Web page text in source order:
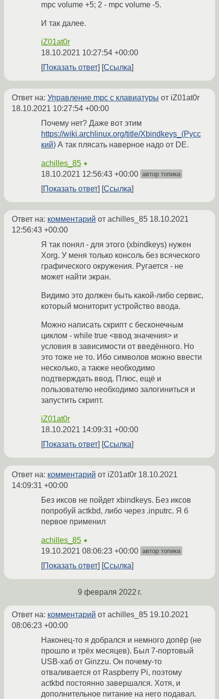
mpc volume +5; 2 - mpc volume -5.
И так далее.
iZ01at0r
18.10.2021 10:27:54 +00:00
Показать ответ
Ссылка
Ответ на: Управление mpc с клавиатуры от iZ01at0r
18.10.2021 10:27:54 +00:00
Почему нет? Даже вот этим
https://wiki.archlinux.org/title/Xbindkeys_(Русс
кий) А так плясать наверное надо от DE.
achilles_85 ★
18.10.2021 12:56:43 +00:00 автор топика
Показать ответ Ссылка
Ответ на: комментарий от achilles_85 18.10.2021
12:56:43 +00:00
Я так понял - для этого (xbindkeys) нужен
Xorg. У меня только консоль без всяческого
графического окружения. Ругается - не
может найти экран.
Видимо это должен быть какой-либо сервис,
который мониторит устройство ввода.
Можно написать скрипт с бесконечным
циклом - while true <ввод значения> и
условия в зависимости от введённого. Но
это тоже не то. Ибо символов можно ввести
несколько, а также необходимо
подтверждать ввод. Плюс, ещё и
пользователю необходимо залогиниться и
запустить скрипт.
iZ01at0r
18.10.2021 14:09:31 +00:00
Показать ответ
Ссылка
Ответ на: комментарий от iZ01at0r 18.10.2021
14:09:31 +00:00
Без иксов не пойдет xbindkeys. Без иксов
попробуй actkbd, либо через .inputrc. Я б
первое применил
achilles_85 ★
19.10.2021 08:06:23 +00:00 автор топика
Показать ответ Ссылка
9 февраля 2022 г.
Ответ на: комментарий от achilles_85 19.10.2021
08:06:23 +00:00
Наконец-то я добрался и немного допёр (не
прошло и трёх месяцев). Был 7-портовый
USB-хаб от Ginzzu. Он почему-то
отваливается от Raspberry Pi, поэтому
actkbd постоянно завершался. Хотя, и
дополнительное питание на него подавал.